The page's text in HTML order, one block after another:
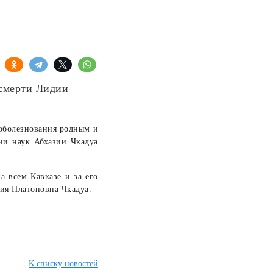
Лидии
родным и
наук Абхазии Чкадуа
всем Кавказе и за его
Платоновна Чкадуа.
К списку новостей